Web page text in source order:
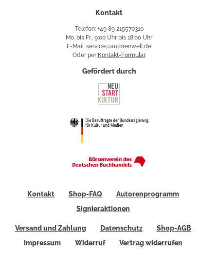
Kontakt
Telefon: +49 89 215570310
Mo. bis Fr., 9:00 Uhr bis 18:00 Uhr
E-Mail: service@autorenwelt.de
Oder per Kontakt-Formular.
Gefördert durch
Kontakt Shop-FAQ
Autorenprogramm
Signieraktionen
Versand und Zahlung Datenschutz
Shop-AGB
Impressum
Widerruf Vertrag widerrufen